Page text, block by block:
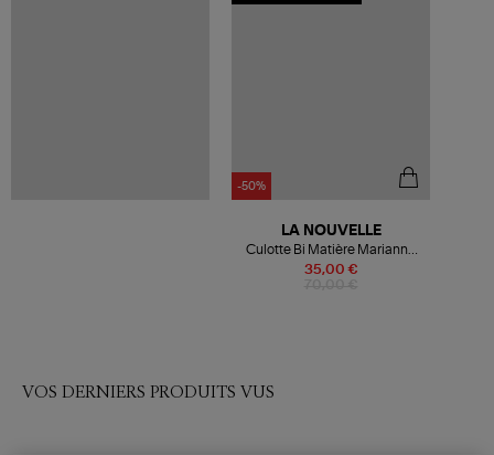
-50%
35,00 €
LA NOUVELLE
Culotte Bi Matière Marianne
Honey Lace, Capsule Héritage
VOS DERNIERS PRODUITS VUS